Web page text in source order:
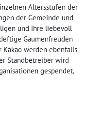
Altersstufen der
der Gemeinde und
und ihre liebevoll
Gaumenfreuden
werden ebenfalls
Standbetreiber wird
gespendet,